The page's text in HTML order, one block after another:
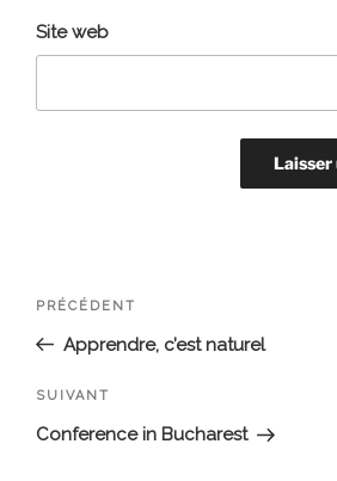
Site web
Navigation
l’article
Article
précédent
PRÉCÉDENT
Apprendre, c’est naturel
Article
suivant
SUIVANT
Conference in Bucharest